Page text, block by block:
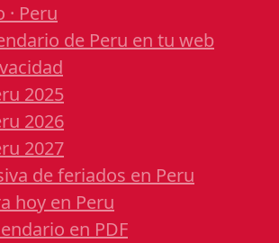
· Peru
de Peru en tu web
2025
2026
2027
de feriados en Peru
hoy en Peru
en PDF